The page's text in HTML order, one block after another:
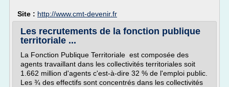
Site : http://www.cmt-devenir.fr
Les recrutements de la fonction publique
territoriale ...
La Fonction Publique Territoriale est composée des
agents travaillant dans les collectivités territoriales soit
1.662 million d'agents c'est-à-dire 32 % de l'emploi public.
Les ¾ des effectifs sont concentrés dans les collectivités